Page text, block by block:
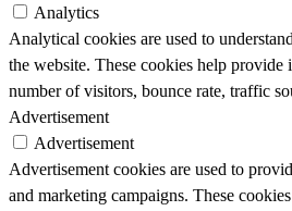
Analytics
Analytical cookies are used to
the website. These cookies help provide
number of visitors, bounce rate, traffic
Advertisement
Advertisement
Advertisement cookies are used to
and marketing campaigns. These